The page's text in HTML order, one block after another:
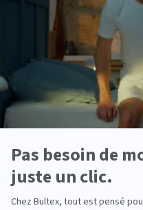
Soutien ergonomique
Endormissement sur le
Mémoire de forme
Nous répondons à